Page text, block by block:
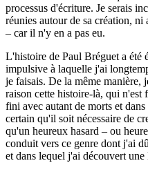
processus d'écriture. Je serais
réunies autour de sa création,
– car il n'y en a pas eu.
L'histoire de Paul Bréguet a été
impulsive à laquelle j'ai
je faisais. De la même manière,
raison cette histoire-là, qui n'est
fini avec autant de morts et
certain qu'il soit nécessaire de
qu'un heureux hasard – ou
conduit vers ce genre dont j'ai
et dans lequel j'ai découvert